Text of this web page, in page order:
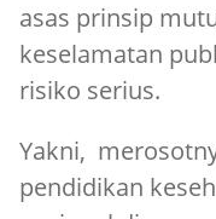
asas prinsip
keselamatan
risiko serius.
Yakni,
pendidikan